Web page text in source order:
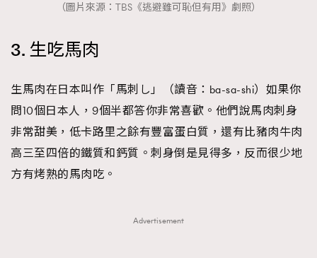
（圖片來源：TBS《逃避雖可恥但有用》劇照）
3. 生吃馬肉
生馬肉在日本叫作「馬刺し」（讀音：ba-sa-shi）如果你
問10個日本人，9個半都答你非常喜歡。他們說馬肉刺身
非常甜美，低卡路里之餘有豐富蛋白質，還有比豬肉牛肉
高三至四倍的鐵質和鈣質。刺身倒是見得多，反而很少地
方有烤熟的馬肉吃。
Advertisement